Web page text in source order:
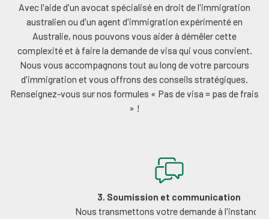
Avec l'aide d'un avocat spécialisé en droit de l'immigration
australien ou d'un agent d'immigration expérimenté en
Australie, nous pouvons vous aider à démêler cette
complexité et à faire la demande de visa qui vous convient.
Nous vous accompagnons tout au long de votre parcours
d'immigration et vous offrons des conseils stratégiques.
Renseignez-vous sur nos formules « Pas de visa = pas de frais
» !
3. Soumission et communication
Nous transmettons votre demande à l'instance